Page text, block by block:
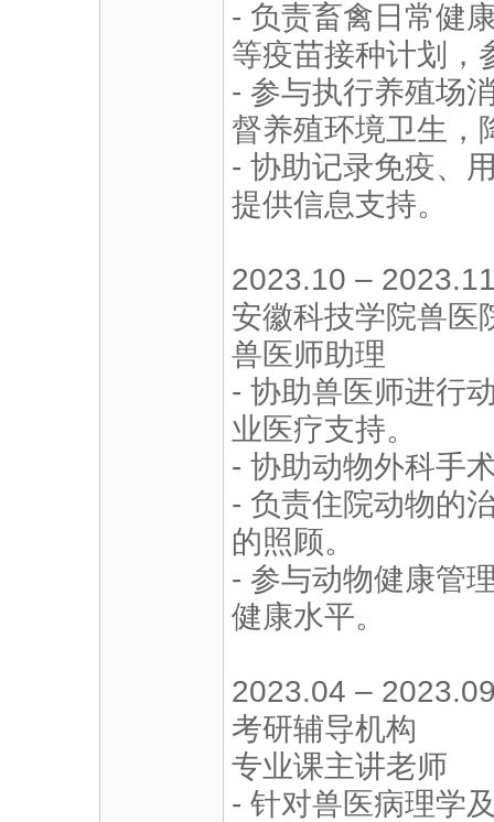
- 负责畜禽日常健
等疫苗接种计划，
- 参与执行养殖场
督养殖环境卫生，
- 协助记录免疫、
提供信息支持。
2023.10 –
安徽科技学院兽医
兽医师助理
- 协助兽医师进行
业医疗支持。
- 协助动物外科手
- 负责住院动物的
的照顾。
- 参与动物健康管
健康水平。
2023.04 –
考研辅导机构
专业课主讲老师
- 针对兽医病理学